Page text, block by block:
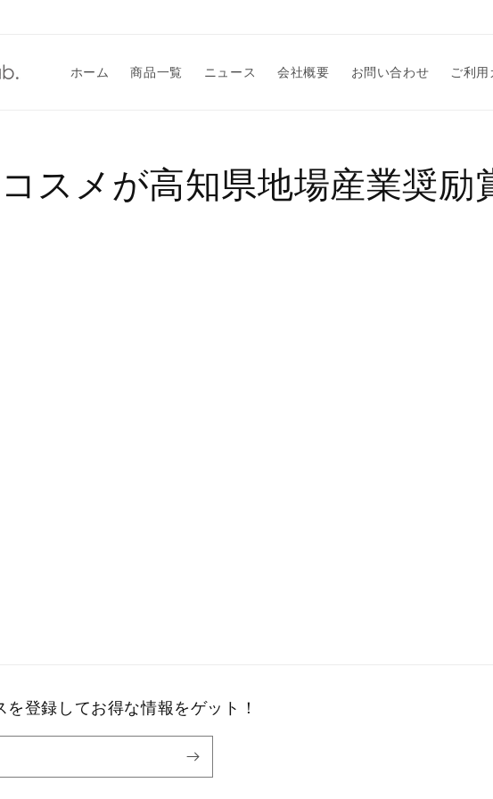
ホーム 商品一覧 ニュース 会社概要 お問い合わせ ご利用
スメが高知県地場産業奨励
を登録してお得な情報をゲット！